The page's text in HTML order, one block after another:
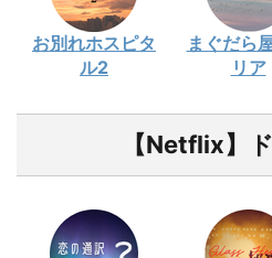
お別れホスピタ
ル2
まぐだら
リア
【Netflix】